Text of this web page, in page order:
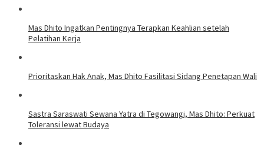
Mas Dhito Ingatkan Pentingnya Terapkan Keahlian setelah
Pelatihan Kerja
Prioritaskan Hak Anak, Mas Dhito Fasilitasi Sidang Penetapan Wali
Sastra Saraswati Sewana Yatra di Tegowangi, Mas Dhito: Perkuat
Toleransi lewat Budaya